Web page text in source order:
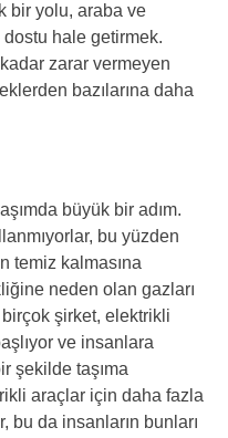
bir yolu, araba ve
hale getirmek.
zarar vermeyen
bazılarına daha
büyük bir adım.
bu yüzden
temiz kalmasına
neden olan gazları
birçok şirket, elektrikli
ve insanlara
şekilde taşıma
araçlar için daha fazla
bu da insanların bunları